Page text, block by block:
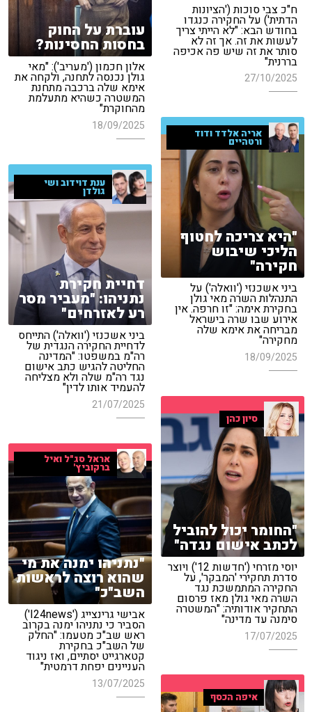
ח"כ צבי סוכות ('הציונות
הדתית') על החקירה כנגדו
בחודש הבא: "לא הייתי צריך
לעשות את זה. אך זה לא
סותר את זה שיש פה אכיפה
בררנית"
27/10/2025
עוברת על החוק
בחסות החסינות?
אלון חכמון ('מעריב'): "מאי
גולן נכנסה לתחנה, ולקחה את
אימא שלה ברכבה מתחנת
המשטרה כשהיא מתעלמת
מהחוקרת"
18/09/2025
אריה אלדד ודוד
ורטהיים
"היא צריכה לחטוף
הליכי שיבוש
חקירה"
ביני אשכנזי ('וואלה') על
התנהלות השרה מאי גולן
בחקירת אימה: "זו חרפה. אין
אירוע שבו שרה בישראל
מבריחה את אימא שלה
מחקירה"
18/09/2025
ענת דוידוב ושי
גולדן
דחיית חקירת
נתניהו: "מעביר מסר
רע לאזרחים"
ביני אשכנזי ('וואלה') התייחס
לדחיית החקירה הנגדית של
רה"מ במשפטו: "המדינה
החליטה להגיש כתב אישום
נגד רה"מ שלה ולא מצליחה
להעמיד אותו לדין"
21/07/2025
סיון כהן
"החומר יכול להוביל
לכתב אישום נגדה"
יוסי מזרחי ('חדשות 12') ויוצר
סדרת תחקירי 'המבקר', על
החקירה המתמשכת נגד
השרה מאי גולן מאז פרסום
התחקיר אודותיה: "המשטרה
סימנה עד מדינה"
17/07/2025
אראל סג"ל ואיל
ברקוביץ'
"נתניהו ימנה את מי
שהוא רוצה לראשות
השב"כ"
אבישי גרינצייג ('I24news')
הסביר כי נתניהו ימנה בקרוב
ראש שב"כ מטעמו: "החלק
של השב"כ בחקירת
קטארגייט יסתיים, ואז ניגוד
העניינים יפחת דרמטית"
13/07/2025
איפה הכסף